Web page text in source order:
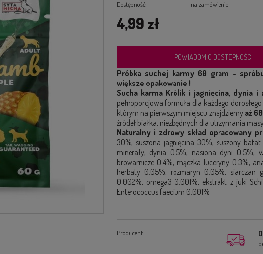
Dostępność: na zamówienie
4,99 zł
POWIADOM O DOSTĘPNOŚCI
Próbka suchej karmy 60 gram -
większe opakowanie !
Sucha karma Królik i jagnięcina, dynia i
pełnoporcjowa formuła dla każdego
którym na pierwszym miejscu znajdziemy aż
źródeł białka, niezbędnych dla utrzymania
Naturalny i zdrowy skład opracowany
30%, suszona jagnięcina 30%, suszony
minerały, dynia 0.5%, nasiona dyni 0.5%,
browarnicze 0.4%, mączka luceryny 0.3%,
herbaty 0.05%, rozmaryn 0.05%, siarczan
0.002%, omega3 0.001%, ekstrakt z juki
Enterococcus faecium 0.001%
Producent: